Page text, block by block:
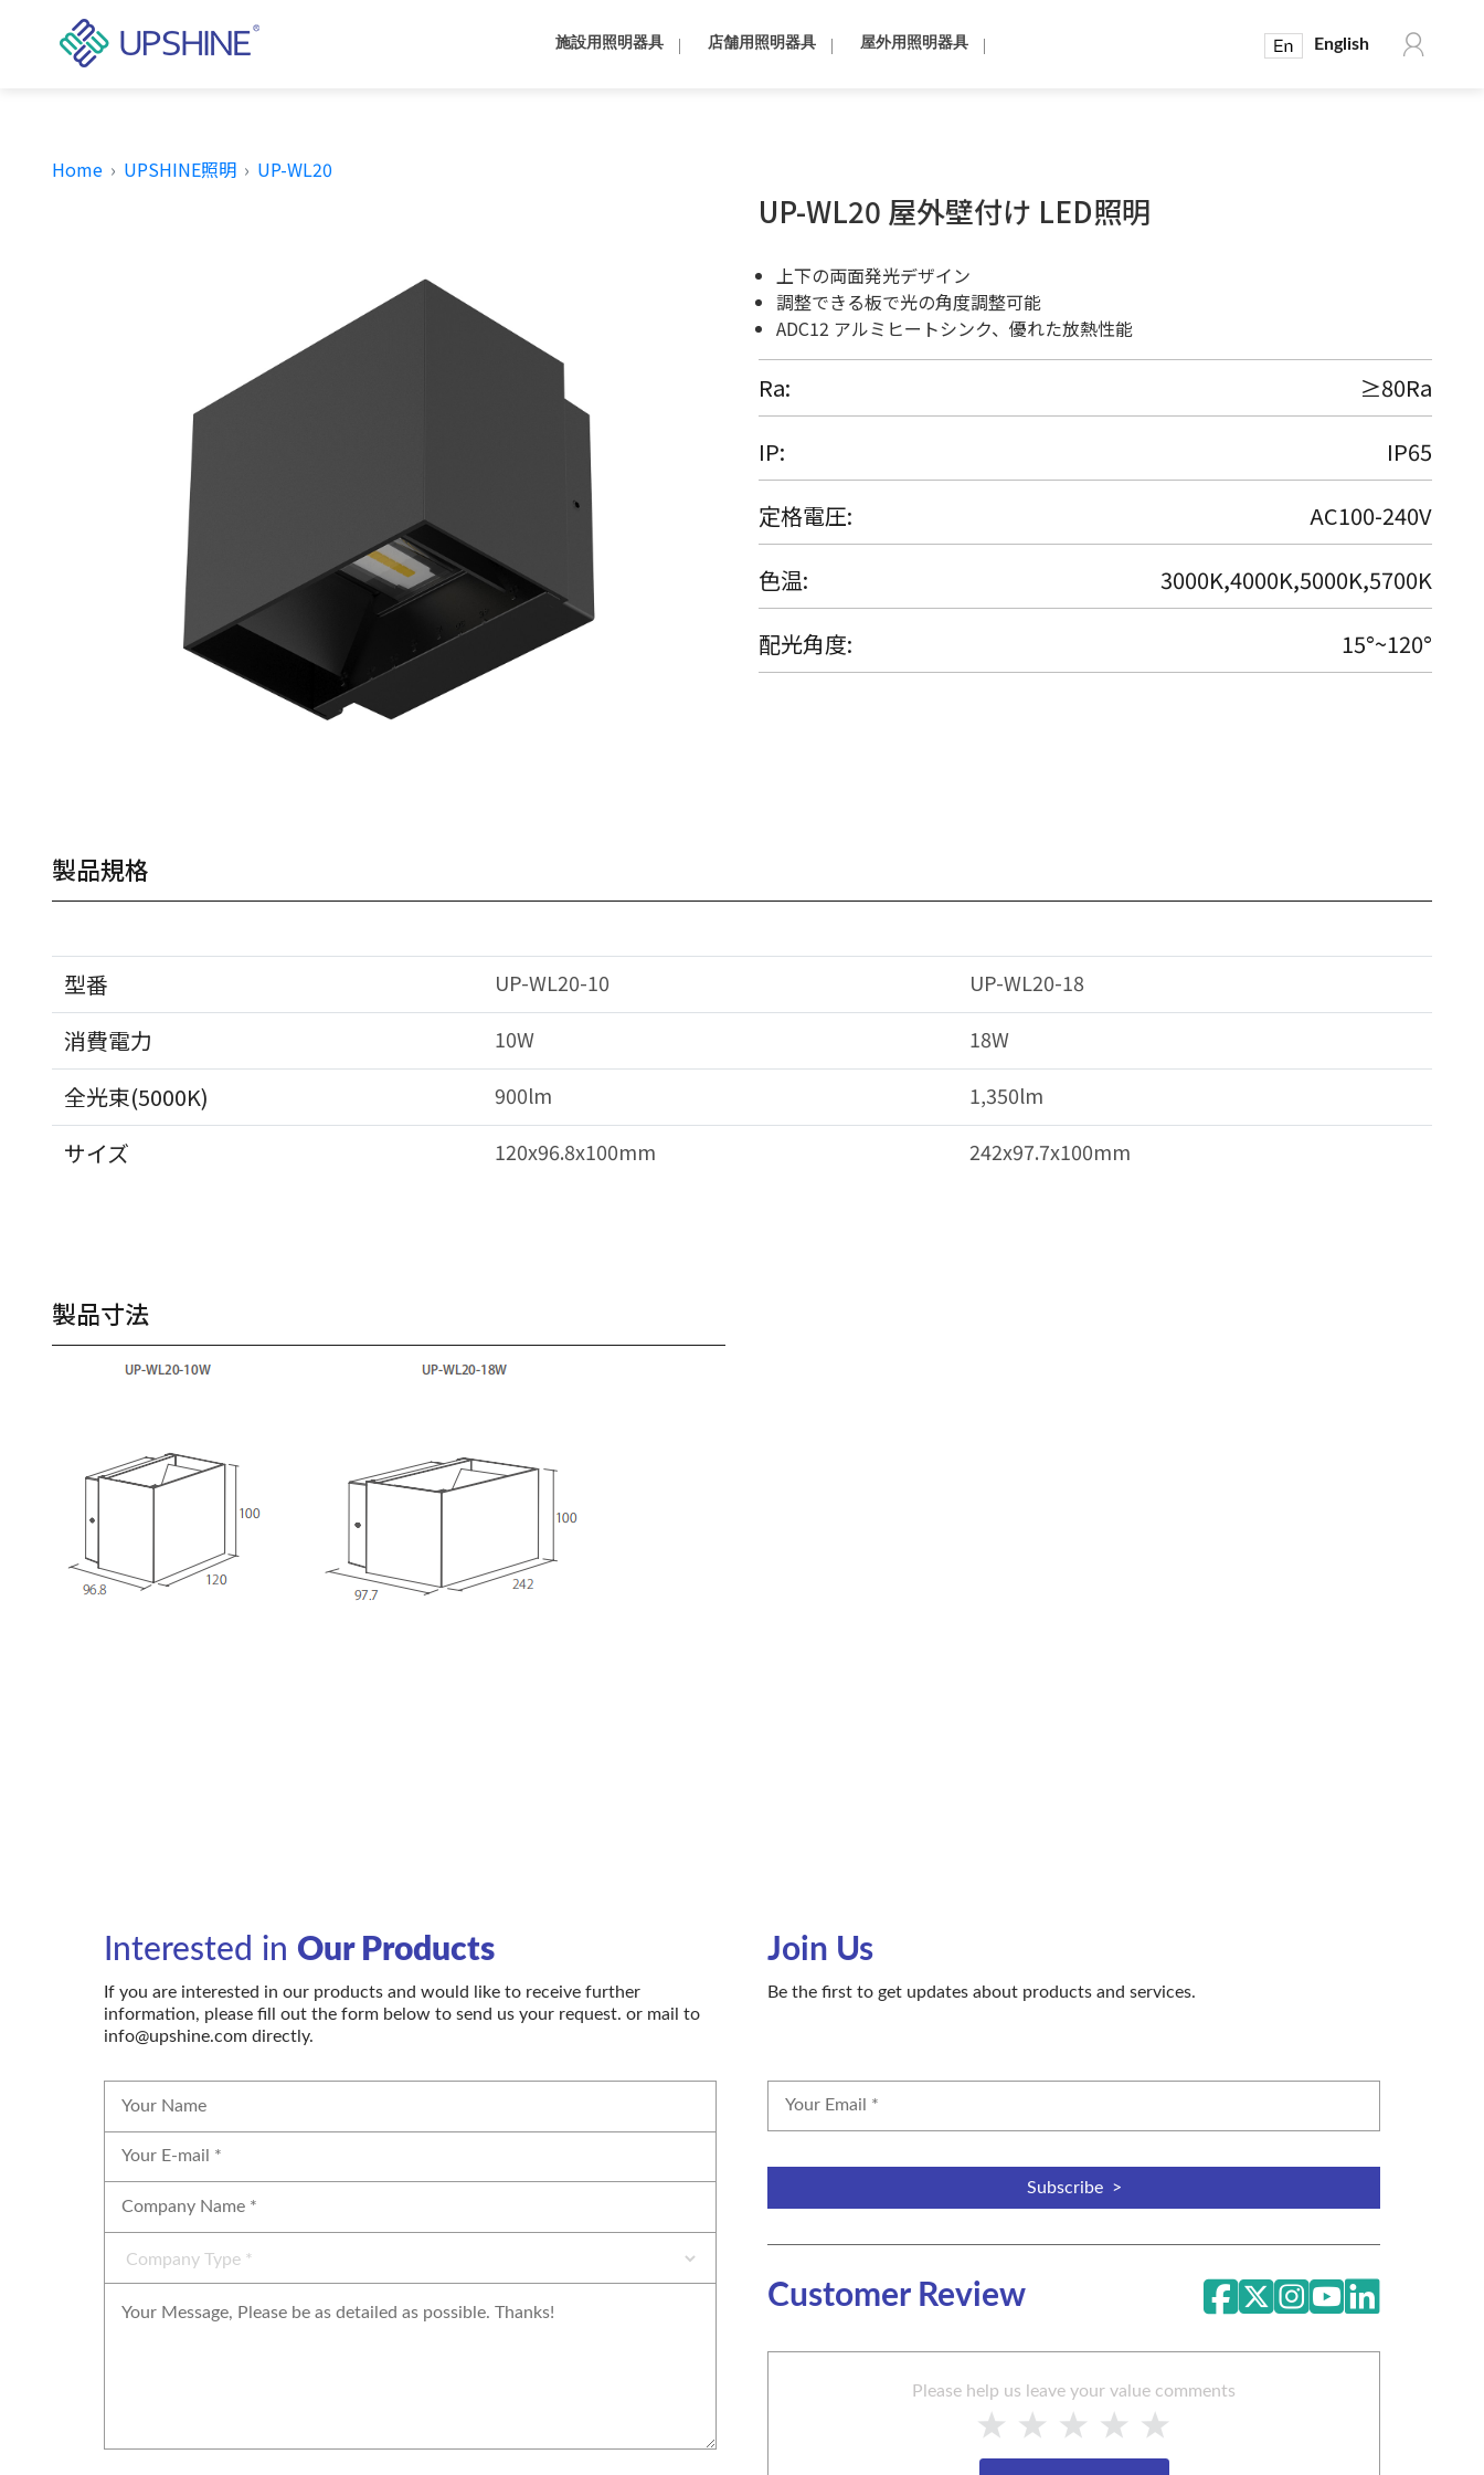
施設用照明器具 店舗用照明器具 屋外用照明器具 English
Home UPSHINE照明 UP-WL20
UP-WL20 屋外壁付け LED照明
上下の両面発光デザイン
調整できる板で光の角度調整可能
ADC12 アルミヒートシンク、優れた放熱性能
Ra
≥80Ra
IP
IP65
定格電圧
AC100-240V
色温
3000K,4000K,5000K,5700K
配光角度
15°~120°
製品規格
型番 UP-WL20-10 UP-WL20-18
消費電力 10W 18W
全光束(5000K) 900lm 1,350lm
サイズ 120x96.8x100mm 242x97.7x100mm
製品寸法
Interested in Our Products
If you are interested in our products and would like to receive further
information, please fill out the form below to send us your request. or mail to
info@upshine.com directly.
Join Us
Be the first to get updates about products and services.
Customer Review
Please help us leave your value comments